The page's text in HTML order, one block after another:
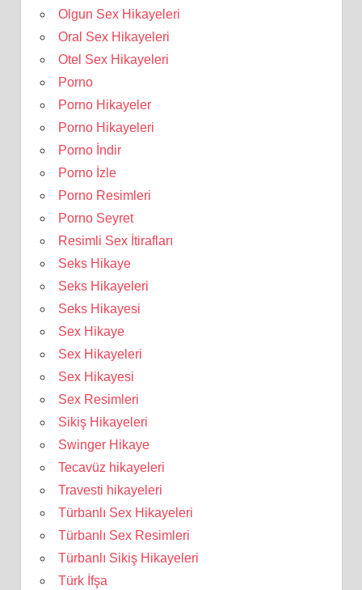
Olgun Sex Hikayeleri
Oral Sex Hikayeleri
Otel Sex Hikayeleri
Porno
Porno Hikayeler
Porno Hikayeleri
Porno İndir
Porno İzle
Porno Resimleri
Porno Seyret
Resimli Sex İtirafları
Seks Hikaye
Seks Hikayeleri
Seks Hikayesi
Sex Hikaye
Sex Hikayeleri
Sex Hikayesi
Sex Resimleri
Sikiş Hikayeleri
Swinger Hikaye
Tecavüz hikayeleri
Travesti hikayeleri
Türbanlı Sex Hikayeleri
Türbanlı Sex Resimleri
Türbanlı Sikiş Hikayeleri
Türk İfşa